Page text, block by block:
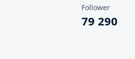
Follower
79 290